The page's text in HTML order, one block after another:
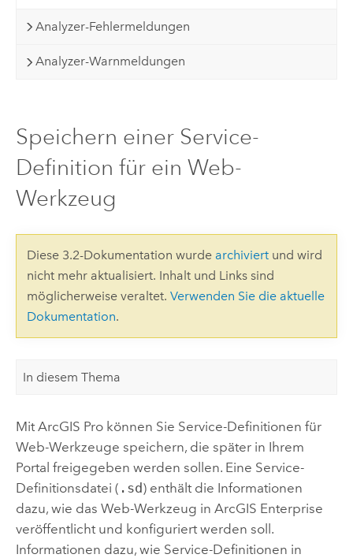
Analyzer-Fehlermeldungen
Analyzer-Warnmeldungen
Speichern einer Service-
Definition für ein Web-
Werkzeug
Diese 3.2-Dokumentation wurde archiviertund wird
nicht mehr aktualisiert. Inhalt und Links sind
möglicherweise veraltet. Verwenden Sie die aktuelle
Dokumentation.
In diesem Thema
Mit ArcGIS Prokönnen Sie Service-Definitionen für
Web-Werkzeuge speichern, die später in Ihrem
Portal freigegeben werden sollen. Eine Service-
Definitionsdatei ( .sd) enthält die Informationen
dazu, wie das Web-Werkzeug in ArcGIS Enterprise
veröffentlicht und konfiguriert werden soll.
Informationen dazu, wie Service-Definitionen in